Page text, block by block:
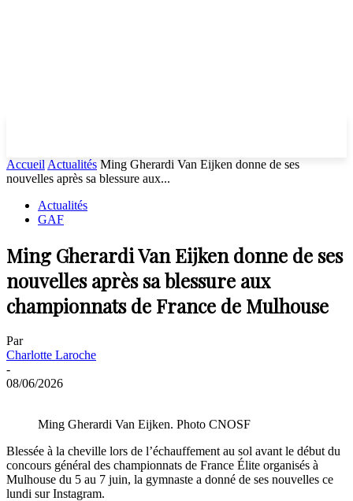
Accueil Actualités Ming Gherardi Van Eijken donne de ses
nouvelles après sa blessure aux...
Actualités
GAF
Ming Gherardi Van Eijken donne de ses
nouvelles après sa blessure aux
championnats de France de Mulhouse
Par
Charlotte Laroche
-
08/06/2026
Ming Gherardi Van Eijken. Photo CNOSF
Blessée à la cheville lors de l’échauffement au sol avant le début du
concours général des championnats de France Élite organisés à
Mulhouse du 5 au 7 juin, la gymnaste a donné de ses nouvelles ce
lundi sur Instagram.